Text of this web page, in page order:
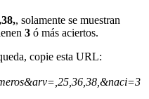
, solamente se muestran
3 ó más aciertos.
copie esta URL: